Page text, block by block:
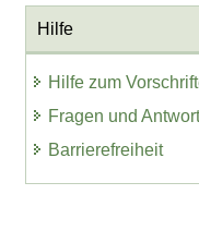
Hilfe
Hilfe zum
Fragen und
Barrierefreiheit